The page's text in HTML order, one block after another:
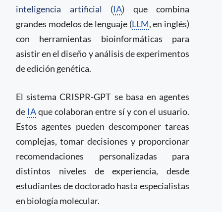
inteligencia artificial (IA) que combina
grandes modelos de lenguaje (LLM, en inglés)
con herramientas bioinformáticas para
asistir en el diseño y análisis de experimentos
de edición genética.
El sistema CRISPR-GPT se basa en agentes
de IAque colaboran entre sí y con el usuario.
Estos agentes pueden descomponer tareas
complejas, tomar decisiones y proporcionar
recomendaciones personalizadas para
distintos niveles de experiencia, desde
estudiantes de doctorado hasta especialistas
en biología molecular.